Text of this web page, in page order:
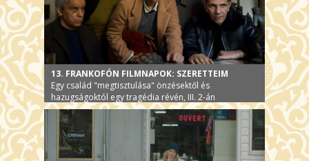
13. FRANKOFÓN FILMNAPOK: SZERETTEIM
Egy család "megtisztulása" önzésektől és
hazugságoktól egy tragédia révén, III. 2-án